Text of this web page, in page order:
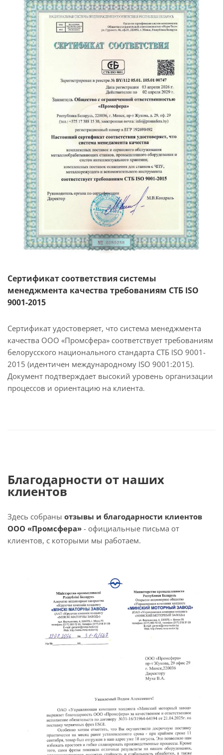
Сертификат соответствия системы
менеджмента качества требованиям СТБ ISO
9001-2015
Сертификат удостоверяет, что система менеджмента
качества ООО «Промсфера» соответствует требованиям
белорусского национального стандарта СТБ ISO 9001-
2015 (идентичен международному ISO 9001:2015).
Документ подтверждает высокий уровень организации
процессов и ориентацию на клиента.
Благодарности от наших
клиентов
Здесь собраны отзывы и благодарности клиентов
ООО «Промсфера» - официальные письма от
клиентов, с которыми мы работаем.